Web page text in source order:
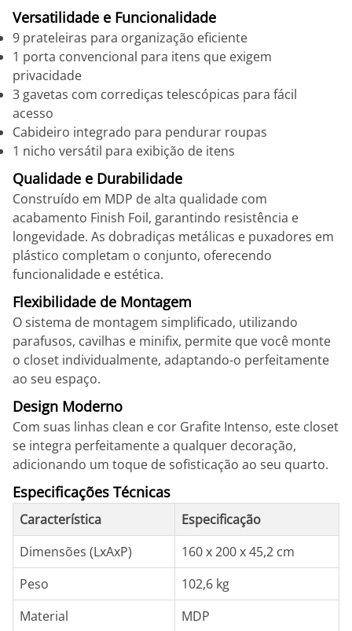
Versatilidade e Funcionalidade
9 prateleiras para organização eficiente
1 porta convencional para itens que exigem
privacidade
3 gavetas com corrediças telescópicas para fácil
acesso
Cabideiro integrado para pendurar roupas
1 nicho versátil para exibição de itens
Qualidade e Durabilidade
Construído em MDP de alta qualidade com
acabamento Finish Foil, garantindo resistência e
longevidade. As dobradiças metálicas e puxadores em
plástico completam o conjunto, oferecendo
funcionalidade e estética.
Flexibilidade de Montagem
O sistema de montagem simplificado, utilizando
parafusos, cavilhas e minifix, permite que você monte
o closet individualmente, adaptando-o perfeitamente
ao seu espaço.
Design Moderno
Com suas linhas clean e cor Grafite Intenso, este closet
se integra perfeitamente a qualquer decoração,
adicionando um toque de sofisticação ao seu quarto.
Especificações Técnicas
Característica
Especificação
Dimensões (LxAxP)
160 x 200 x 45,2 cm
Peso
102,6 kg
Material
MDP